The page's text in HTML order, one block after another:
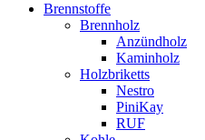
Brennstoffe
Brennholz
Anzündholz
Kaminholz
Holzbriketts
Nestro
PiniKay
RUF